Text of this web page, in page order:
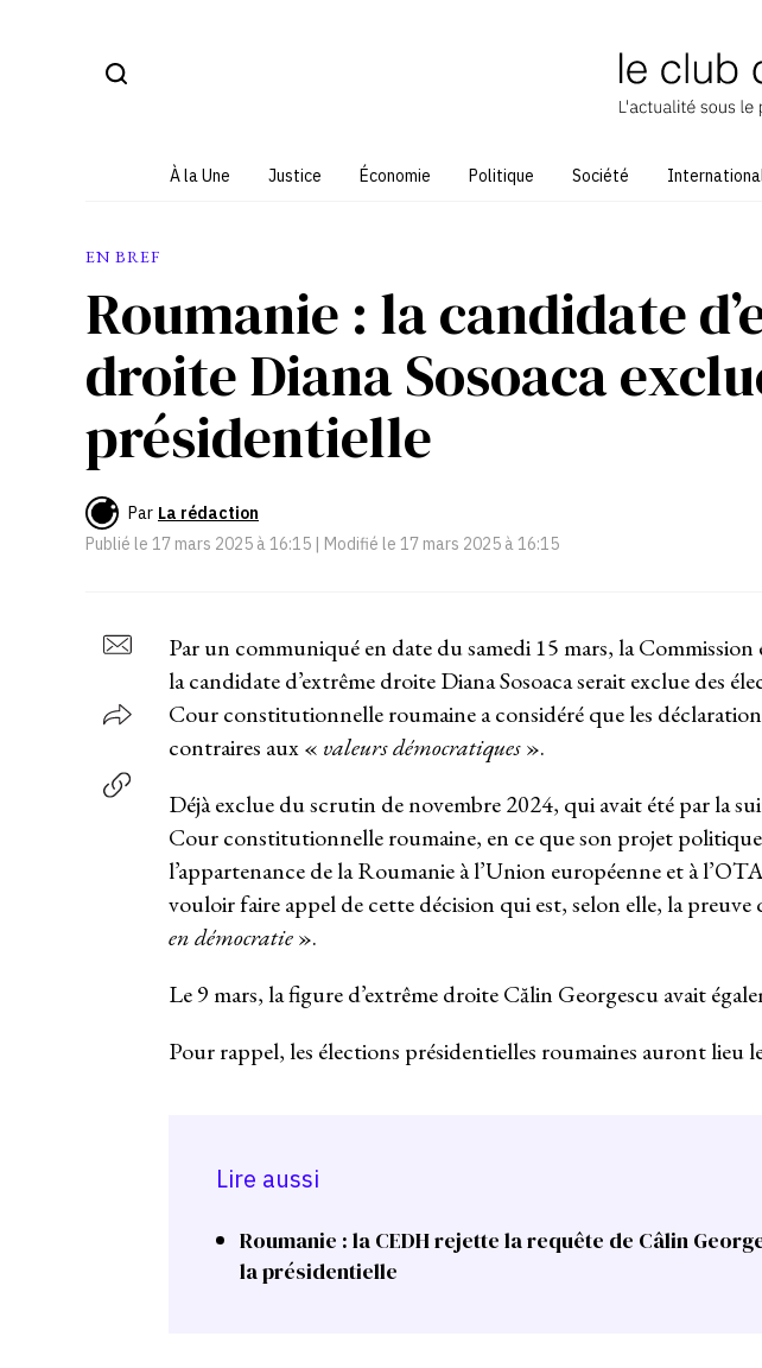
À la Une Justice Économie Politique Société
EN BREF
Roumanie : la candidate
droite Diana Sosoaca
présidentielle
Par La rédaction
Publié le 17 mars 2025 à 16:15 | Modifié le 17 mars 2025 à 16:15
Par un communiqué en date du samedi 15 mars, la
la candidate d’extrême droite Diana Sosoaca serait exclue des
Cour constitutionnelle roumaine a considéré que les
contraires aux « valeurs démocratiques».
Déjà exclue du scrutin de novembre 2024, qui avait été par la
Cour constitutionnelle roumaine, en ce que son projet
l’appartenance de la Roumanie à l’Union européenne et à
vouloir faire appel de cette décision qui est, selon elle, la
en démocratie».
Le 9 mars, la figure d’extrême droite Călin Georgescu avait
Pour rappel, les élections présidentielles roumaines auront lieu
Lire aussi
Roumanie : la CEDH rejette la requête de Câlin
la présidentielle